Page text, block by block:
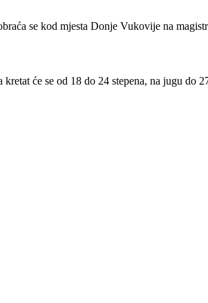
se kod mjesta Donje Vukovije na
će se od 18 do 24 stepena, na jugu do